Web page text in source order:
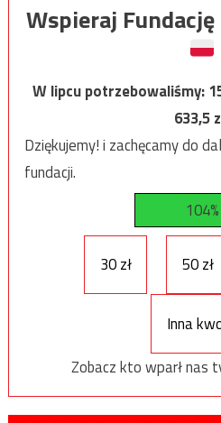
Wspieraj
W lipcu potrzebowaliśmy:
633,5
Dziękujemy! i zachęcamy do
fundacji.
104%
30 zł 50 zł
Inna
Zobacz kto wparł nas